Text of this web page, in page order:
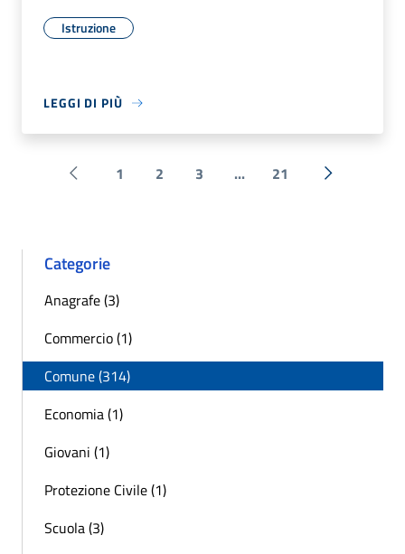
Istruzione
LEGGI DI PIÙ
Pagina precedente
1 2 3 ... 21 Successiva
Categorie
Anagrafe (3)
Commercio (1)
Comune (314)
Economia (1)
Giovani (1)
Protezione Civile (1)
Scuola (3)